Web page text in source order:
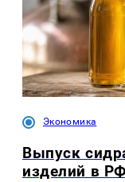
Экономика
Выпуск
изделий в